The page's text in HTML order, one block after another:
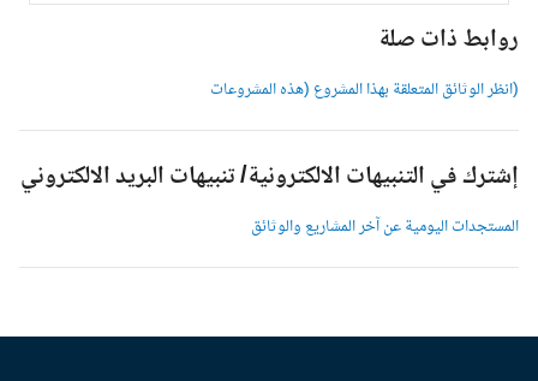
روابط ذات صلة
(انظر الوثائق المتعلقة بهذا المشروع (هذه المشروعات
إشترك في التنبيهات الالكترونية/ تنبيهات البريد الالكتروني
المستجدات اليومية عن آخر المشاريع والوثائق